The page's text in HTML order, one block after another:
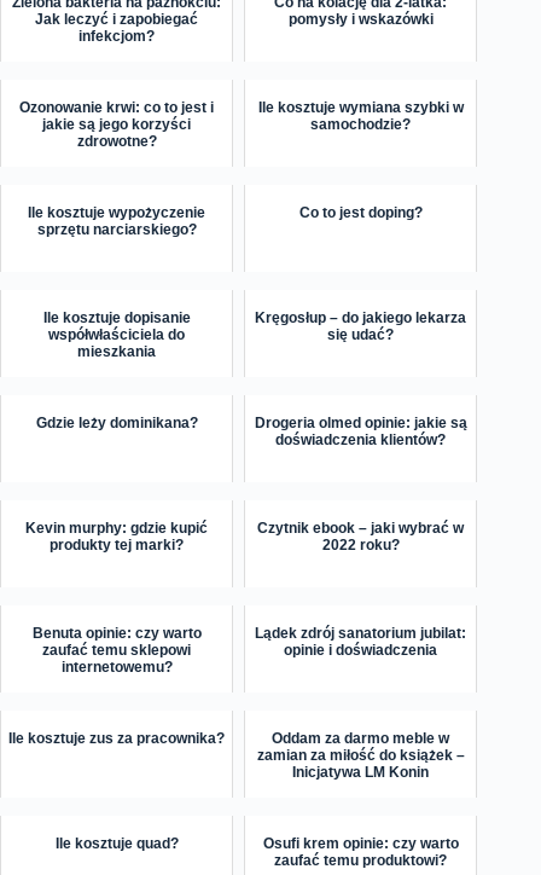
Jak leczyć i zapobiegać
infekcjom?
pomysły i wskazówki
Ozonowanie krwi: co to jest i
jakie są jego korzyści
zdrowotne?
Ile kosztuje wymiana szybki w
samochodzie?
Ile kosztuje wypożyczenie
sprzętu narciarskiego?
Co to jest doping?
Ile kosztuje dopisanie
współwłaściciela do
mieszkania
Kręgosłup – do jakiego lekarza
się udać?
Gdzie leży dominikana?
Drogeria olmed opinie: jakie są
doświadczenia klientów?
Kevin murphy: gdzie kupić
produkty tej marki?
Czytnik ebook – jaki wybrać w
2022 roku?
Benuta opinie: czy warto
zaufać temu sklepowi
internetowemu?
Lądek zdrój sanatorium jubilat:
opinie i doświadczenia
Ile kosztuje zus za pracownika?
Oddam za darmo meble w
zamian za miłość do książek –
Inicjatywa LM Konin
Ile kosztuje quad?
Osufi krem opinie: czy warto
zaufać temu produktowi?